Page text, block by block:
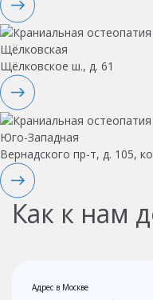
Щёлковская
Щёлковское ш., д. 61
Юго-Западная
Вернадского пр-т, д. 105,
Как к нам
Адрес в Москве